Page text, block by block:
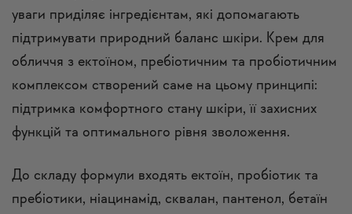
уваги приділяє інгредієнтам, які допомагають
підтримувати природний баланс шкіри. Крем для
обличчя з ектоїном, пребіотичним та пробіотичним
комплексом створений саме на цьому принципі:
підтримка комфортного стану шкіри, її захисних
функцій та оптимального рівня зволоження.
До складу формули входять ектоїн, пробіотик та
пребіотики, ніацинамід, сквалан, пантенол, бетаїн